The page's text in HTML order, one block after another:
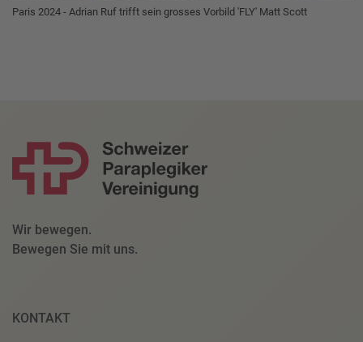
Paris 2024 - Adrian Ruf trifft sein grosses Vorbild 'FLY' Matt Scott
Wir bewegen.
Bewegen Sie mit uns.
KONTAKT